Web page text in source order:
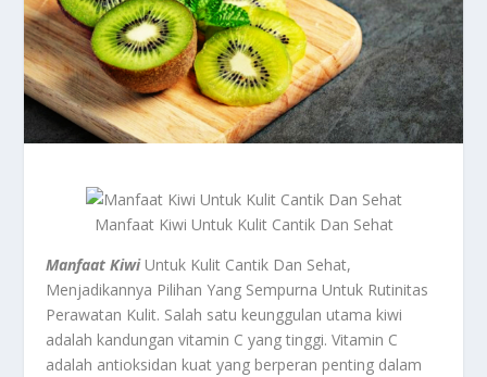
Manfaat Kiwi Untuk Kulit Cantik Dan Sehat
Manfaat KiwiUntuk Kulit Cantik Dan Sehat,
Menjadikannya Pilihan Yang Sempurna Untuk Rutinitas
Perawatan Kulit. Salah satu keunggulan utama kiwi
adalah kandungan vitamin C yang tinggi. Vitamin C
adalah antioksidan kuat yang berperan penting dalam